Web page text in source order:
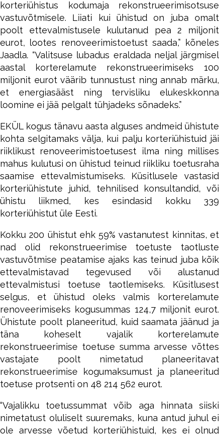
korteriühistus kodumaja rekonstrueerimisotsuse
vastuvõtmisele. Liiati kui ühistud on juba omalt
poolt ettevalmistusele kulutanud pea 2 miljonit
eurot, lootes renoveerimistoetust saada,” kõneles
Jaadla. “Valitsuse lubadus eraldada neljal järgmisel
aastal korterelamute rekonstrueerimiseks 100
miljonit eurot väärib tunnustust ning annab märku,
et energiasääst ning tervisliku elukeskkonna
loomine ei jää pelgalt tühjadeks sõnadeks.”
EKÜL kogus tänavu aasta alguses andmeid ühistute
kohta selgitamaks välja, kui palju korteriühistuid jäi
riiklikust renoveerimistoetusest ilma ning millises
mahus kulutusi on ühistud teinud riikliku toetusraha
saamise ettevalmistumiseks. Küsitlusele vastasid
korteriühistute juhid, tehnilised konsultandid, või
ühistu liikmed, kes esindasid kokku 339
korteriühistut üle Eesti.
Kokku 200 ühistut ehk 59% vastanutest kinnitas, et
nad olid rekonstrueerimise toetuste taotluste
vastuvõtmise peatamise ajaks kas teinud juba kõik
ettevalmistavad tegevused või alustanud
ettevalmistusi toetuse taotlemiseks. Küsitlusest
selgus, et ühistud oleks valmis korterelamute
renoveerimiseks kogusummas 124,7 miljonit eurot.
Ühistute poolt planeeritud, kuid saamata jäänud ja
täna koheselt vajalik korterelamute
rekonstrueerimise toetuse summa arvesse võttes
vastajate poolt nimetatud planeeritavat
rekonstrueerimise kogumaksumust ja planeeritud
toetuse protsenti on 48 214 562 eurot.
“Vajalikku toetussummat võib aga hinnata siiski
nimetatust oluliselt suuremaks, kuna antud juhul ei
ole arvesse võetud korteriühistuid, kes ei olnud